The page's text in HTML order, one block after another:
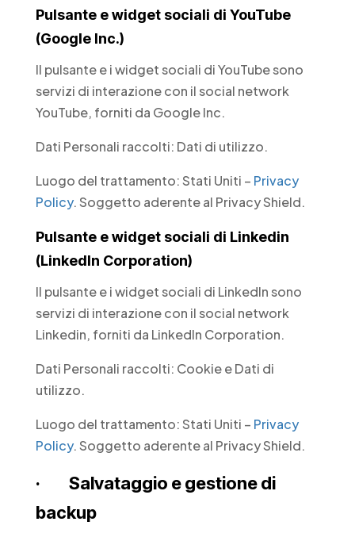
Pulsante e widget sociali di YouTube
(Google Inc.)
Il pulsante e i widget sociali di YouTube sono
servizi di interazione con il social network
YouTube, forniti da Google Inc.
Dati Personali raccolti: Dati di utilizzo.
Luogo del trattamento: Stati Uniti – Privacy
Policy. Soggetto aderente al Privacy Shield.
Pulsante e widget sociali di Linkedin
(LinkedIn Corporation)
Il pulsante e i widget sociali di LinkedIn sono
servizi di interazione con il social network
Linkedin, forniti da LinkedIn Corporation.
Dati Personali raccolti: Cookie e Dati di
utilizzo.
Luogo del trattamento: Stati Uniti – Privacy
Policy. Soggetto aderente al Privacy Shield.
· Salvataggio e gestione di
backup